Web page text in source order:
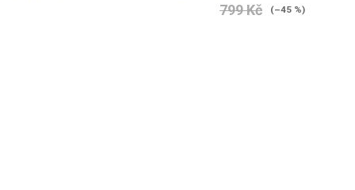
799 Kč (–45 %)